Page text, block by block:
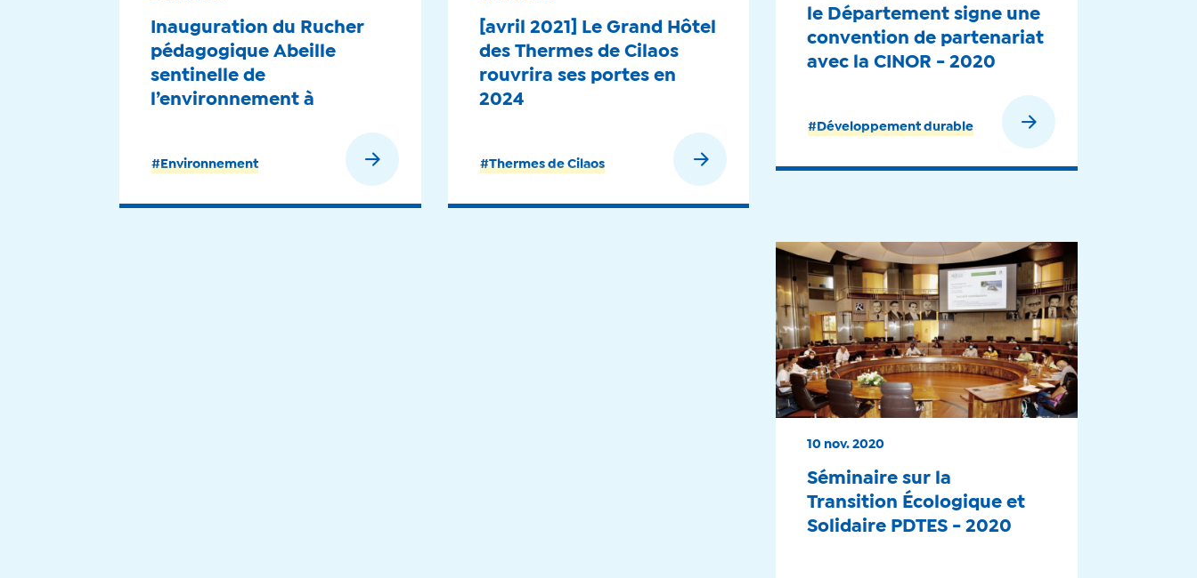
#Environnement
Inauguration du Rucher
pédagogique Abeille
sentinelle de
l’environnement à
botanique de La Réunion -
2021
#Thermes de Cilaos
[avril 2021] Le Grand Hôtel
des Thermes de Cilaos
rouvrira ses portes en
2024
En savoir plus
#Développement durable
le Département signe une
convention de partenariat
avec la CINOR - 2020
En savoir plus
10 nov. 2020
Séminaire sur la
Transition Écologique et
Solidaire PDTES - 2020